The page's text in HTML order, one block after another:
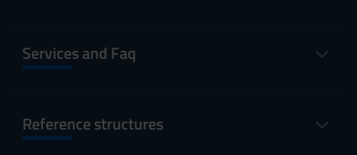
Services and Faq
Reference structures